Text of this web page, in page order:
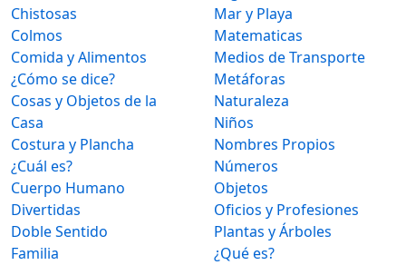
Chistosas
Colmos
Comida y Alimentos
¿Cómo se dice?
Cosas y Objetos de la
Casa
Costura y Plancha
¿Cuál es?
Cuerpo Humano
Divertidas
Doble Sentido
Familia
Mar y Playa
Matematicas
Medios de Transporte
Metáforas
Naturaleza
Niños
Nombres Propios
Números
Objetos
Oficios y Profesiones
Plantas y Árboles
¿Qué es?